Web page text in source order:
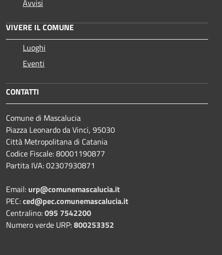
Avvisi
VIVERE IL COMUNE
Luoghi
Eventi
CONTATTI
Comune di Mascalucia
Piazza Leonardo da Vinci, 95030
Città Metropolitana di Catania
Codice Fiscale: 80001190877
Partita IVA: 02307930871
Email: urp@comunemascalucia.it
PEC:ced@pec.comunemascalucia.it
Centralino:095 7542200
Numero verde URP:800253352